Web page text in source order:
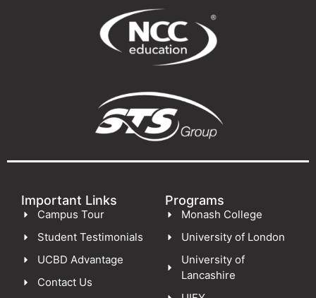
Important Links
Campus Tour
Student Testimonials
UCBD Advantage
Contact Us
Programs
Monash College
University of London
University of
Lancashire